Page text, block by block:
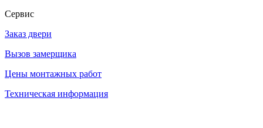
Сервис
Заказ двери
Вызов замерщика
Цены монтажных работ
Техническая информация